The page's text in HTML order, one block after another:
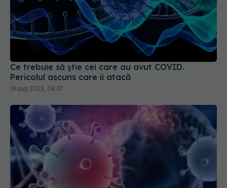
Ce trebuie să știe cei care au avut COVID.
Pericolul ascuns care îi atacă
19 aug 2025, 08:37